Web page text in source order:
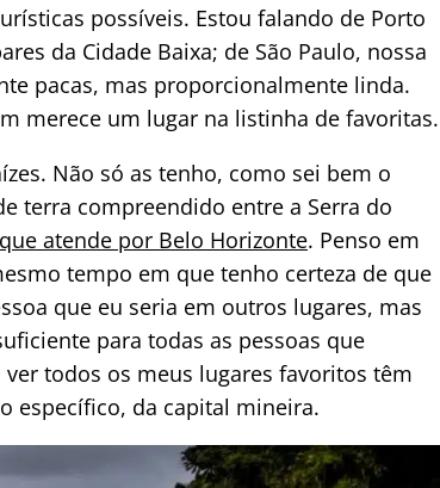
possíveis. Estou falando de Porto
da Cidade Baixa; de São Paulo, nossa
pacas, mas proporcionalmente linda.
merece um lugar na listinha de favoritas.
Não só as tenho, como sei bem o
terra compreendido entre a Serra do
atende por Belo Horizonte. Penso em
tempo em que tenho certeza de que
que eu seria em outros lugares, mas
para todas as pessoas que
todos os meus lugares favoritos têm
específico, da capital mineira.